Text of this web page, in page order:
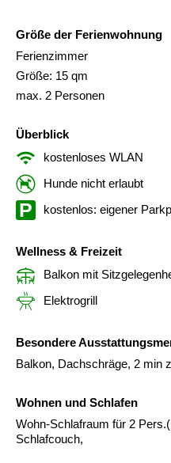
Größe der Ferienwohnung
Ferienzimmer
Größe: 15 qm
max. 2 Personen
Überblick
kostenloses WLAN
Hunde nicht erlaubt
kostenlos: eigener
Wellness & Freizeit
Balkon mit
Elektrogrill
Besondere
Balkon, Dachschräge, 2 min
Wohnen und Schlafen
Wohn-Schlafraum für 2
Schlafcouch,